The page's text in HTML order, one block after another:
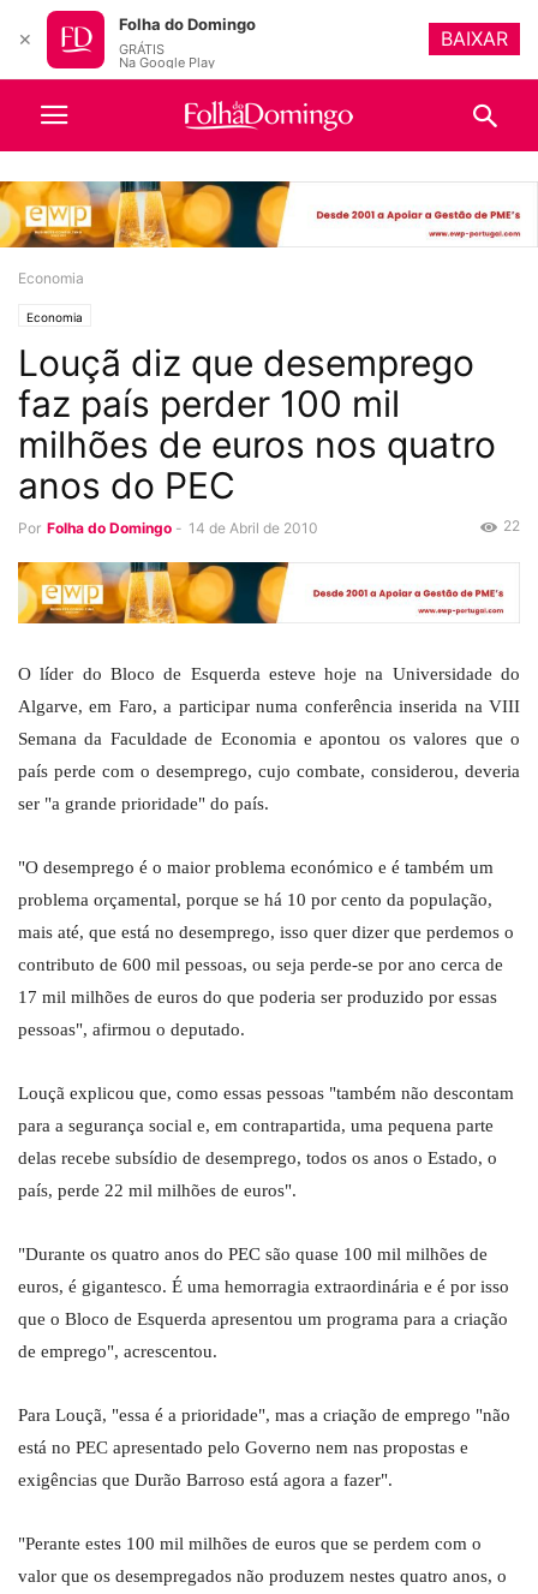
Economia
Economia
Louçã diz que desemprego
faz país perder 100 mil
milhões de euros nos quatro
anos do PEC
Por Folha do Domingo - 14 de Abril de 2010 22
O líder do Bloco de Esquerda esteve hoje na Universidade do
Algarve, em Faro, a participar numa conferência inserida na VIII
Semana da Faculdade de Economia e apontou os valores que o
país perde com o desemprego, cujo combate, considerou, deveria
ser "a grande prioridade" do país.
"O desemprego é o maior problema económico e é também um
problema orçamental, porque se há 10 por cento da população,
mais até, que está no desemprego, isso quer dizer que perdemos o
contributo de 600 mil pessoas, ou seja perde-se por ano cerca de
17 mil milhões de euros do que poderia ser produzido por essas
pessoas", afirmou o deputado.
Louçã explicou que, como essas pessoas "também não descontam
para a segurança social e, em contrapartida, uma pequena parte
delas recebe subsídio de desemprego, todos os anos o Estado, o
país, perde 22 mil milhões de euros".
"Durante os quatro anos do PEC são quase 100 mil milhões de
euros, é gigantesco. É uma hemorragia extraordinária e é por isso
que o Bloco de Esquerda apresentou um programa para a criação
de emprego", acrescentou.
Para Louçã, "essa é a prioridade", mas a criação de emprego "não
está no PEC apresentado pelo Governo nem nas propostas e
exigências que Durão Barroso está agora a fazer".
"Perante estes 100 mil milhões de euros que se perdem com o
valor que os desempregados não produzem nestes quatro anos, o
✕
Folha do Domingo
GRÁTIS
Na Google Play
BAIXAR